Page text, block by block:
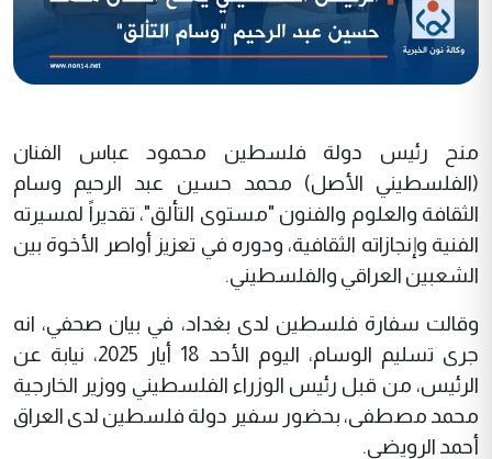
منح رئيس دولة فلسطين محمود عباس الفنان
(الفلسطيني الأصل) محمد حسين عبد الرحيم وسام
الثقافة والعلوم والفنون "مستوى التألق"، تقديراً لمسيرته
الفنية وإنجازاته الثقافية، ودوره في تعزيز أواصر الأخوة بين
الشعبين العراقي والفلسطيني.
وقالت سفارة فلسطين لدى بغداد، في بيان صحفي، انه
جرى تسليم الوسام، اليوم الأحد 18 أيار 2025، نيابة عن
الرئيس، من قبل رئيس الوزراء الفلسطيني ووزير الخارجية
محمد مصطفى، بحضور سفير دولة فلسطين لدى العراق
أحمد الرويضي.